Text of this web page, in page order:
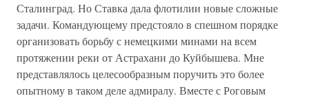
Сталинград. Но Ставка дала флотилии новые сложные
задачи. Командующему предстояло в спешном порядке
организовать борьбу с немецкими минами на всем
протяжении реки от Астрахани до Куйбышева. Мне
представлялось целесообразным поручить это более
опытному в таком деле адмиралу. Вместе с Роговым